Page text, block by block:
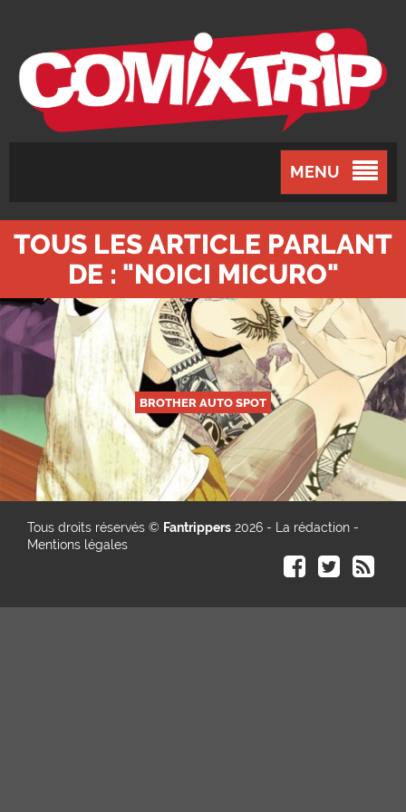
MENU
TOUS LES ARTICLE PARLANT
DE : "NOICI MICURO"
BROTHER AUTO SPOT
Tous droits réservés © Fantrippers 2026 - La rédaction -
Mentions légales